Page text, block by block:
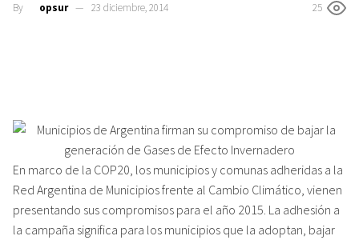
By opsur 23 diciembre, 2014 25
En marco de la COP20, los municipios y comunas adheridas a la
Red Argentina de Municipios frente al Cambio Climático, vienen
presentando sus compromisos para el año 2015. La adhesión a
la campaña significa para los municipios que la adoptan, bajar